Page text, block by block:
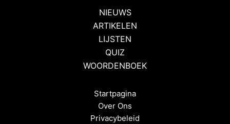
NIEUWS
ARTIKELEN
LIJSTEN
QUIZ
WOORDENBOEK
Startpagina
Over Ons
Privacybeleid